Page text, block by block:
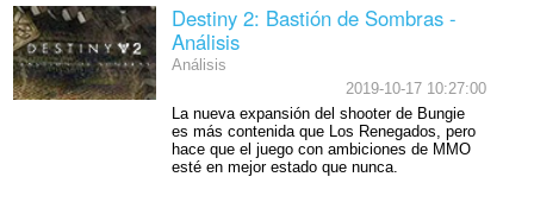
Destiny 2: Bastión de Sombras -
Análisis
Análisis
2019-10-17 10:27:00
La nueva expansión del shooter de Bungie
es más contenida que Los Renegados, pero
hace que el juego con ambiciones de MMO
esté en mejor estado que nunca.